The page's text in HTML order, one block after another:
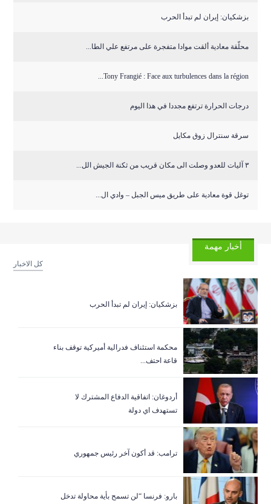
بزشكيان: إيران لم تبدأ الحرب
محلّقة معادية ألقت موادا متفجرة على مرتفع علي الطا...
Tony Frangié : Face aux turbulences dans la région...
درجات الحرارة ترتفع مجددا في هذا اليوم
سرقة سنترال زوق مكايل
٣ آليات للعدو وصلت الى مكان قريب من ثكنة الجيش الل...
توغل قوة معادية على طريق ميس الجبل – وادي ال...
أخبار مهمة
كل الاخبار
بزشكيان: إيران لم تبدأ الحرب
‏محكمة استئناف فدرالية أميركية توقف بناء
قاعة احتف...
أردوغان: اتفاقية الدفاع المشترك لا
تستهدف اي دولة
ترامب: قد أكون آخر رئيس جمهوري
بارو: فرنسا “لن تسمح بأية محاولة تدخل